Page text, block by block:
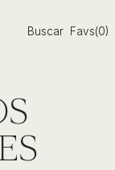
Buscar Favs(0)